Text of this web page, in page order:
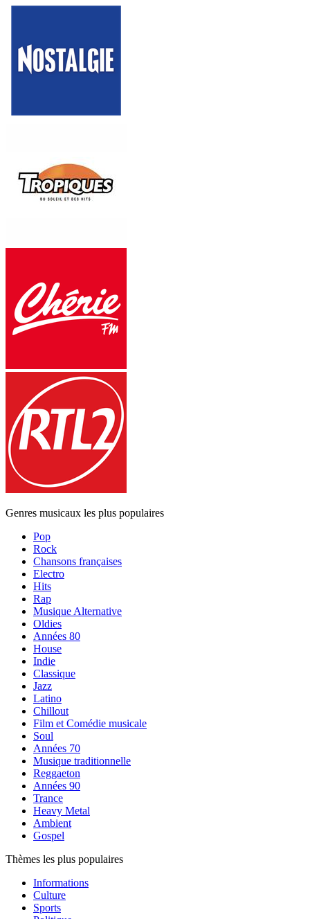
Genres musicaux les plus populaires
Pop
Rock
Chansons françaises
Electro
Hits
Rap
Musique Alternative
Oldies
Années 80
House
Indie
Classique
Jazz
Latino
Chillout
Film et Comédie musicale
Soul
Années 70
Musique traditionnelle
Reggaeton
Années 90
Trance
Heavy Metal
Ambient
Gospel
Thèmes les plus populaires
Informations
Culture
Sports